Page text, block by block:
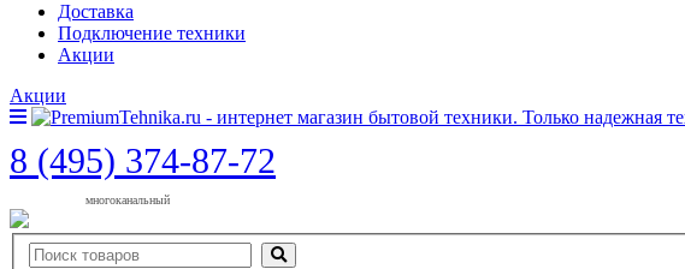
Доставка
Подключение техники
Акции
Акции
8 (495) 374-87-72
многоканальный